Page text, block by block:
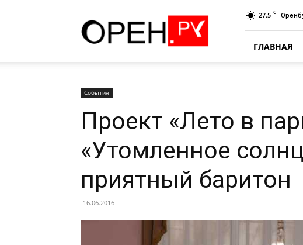
27.5 C
ГЛАВНАЯ
События
Проект «Лето в
«Утомленное
приятный баритон
16.06.2016